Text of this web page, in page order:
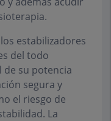
estabilizadores
del todo
de su potencia
segura y
el riesgo de
La